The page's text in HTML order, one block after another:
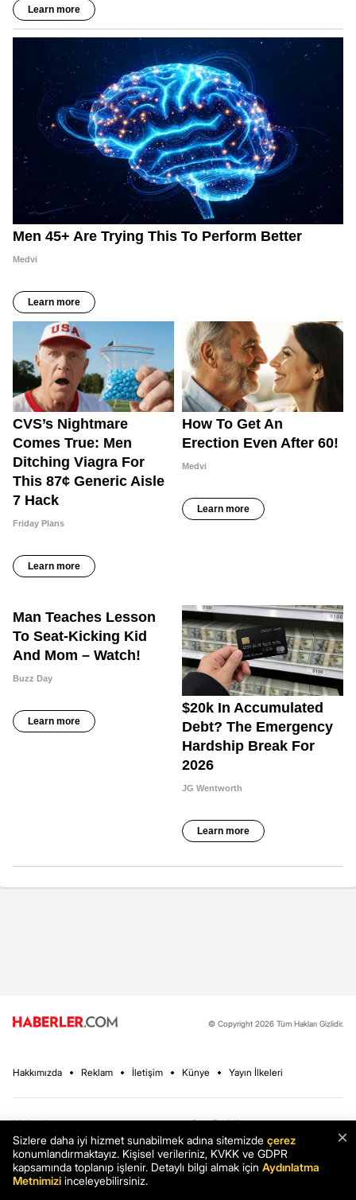
© Copyright 2026 Tüm Hakları Gizlidir.
Hakkımızda Reklam İletişim Künye Yayın İlkeleri
Haberler
Ekonomi
Spor
Son Dakika
Sağlık
Teknoloji
×
Sizlere daha iyi hizmet sunabilmek adına sitemizde çerez
konumlandırmaktayız. Kişisel verileriniz, KVKK ve GDPR
kapsamında toplanıp işlenir. Detaylı bilgi almak için Aydınlatma
Metnimizi inceleyebilirsiniz.